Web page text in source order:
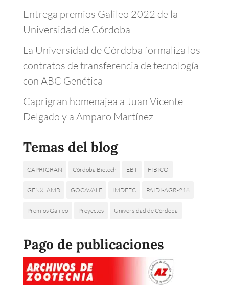
Entrega premios Galileo 2022 de la
Universidad de Córdoba
La Universidad de Córdoba formaliza los
contratos de transferencia de tecnología
con ABC Genética
Caprigran homenajea a Juan Vicente
Delgado y a Amparo Martínez
Temas del blog
CAPRIGRAN Córdoba Biotech EBT FIBICO
GENXLAMB GOCAVALE IMDEEC PAIDI-AGR-218
Premios Galileo Proyectos Universidad de Córdoba
Pago de publicaciones